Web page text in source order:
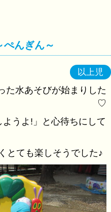
んぎん～
以上児
た水あそびが始まりした
♡
うよ!」と心待ちにして
とても楽しそうでした♪